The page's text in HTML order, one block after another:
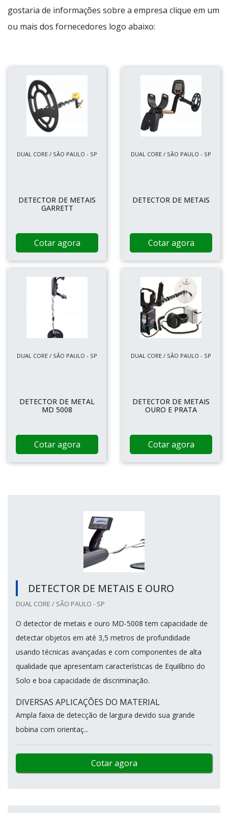
gostaria de informações sobre a empresa clique em um
ou mais dos fornecedores logo abaixo:
DUAL CORE / SÃO PAULO - SP
DETECTOR DE METAIS
GARRETT
Cotar agora
DUAL CORE / SÃO PAULO - SP
DETECTOR DE METAIS
Cotar agora
DUAL CORE / SÃO PAULO - SP
DETECTOR DE METAL
MD 5008
Cotar agora
DUAL CORE / SÃO PAULO - SP
DETECTOR DE METAIS
OURO E PRATA
Cotar agora
DETECTOR DE METAIS E OURO
DUAL CORE / SÃO PAULO - SP
O detector de metais e ouro MD-5008 tem capacidade de
detectar objetos em até 3,5 metros de profundidade
usando técnicas avançadas e com componentes de alta
qualidade que apresentam características de Equilíbrio do
Solo e boa capacidade de discriminação.
DIVERSAS APLICAÇÕES DO MATERIAL
Ampla faixa de detecção de largura devido sua grande
bobina com orientaç...
Cotar agora